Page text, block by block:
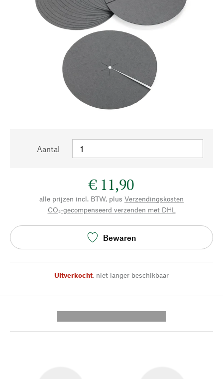
Aantal
€ 11,90
alle prijzen incl. BTW, plus Verzendingskosten
CO₂-gecompenseerd verzenden met DHL
Bewaren
Uitverkocht, niet langer beschikbaar